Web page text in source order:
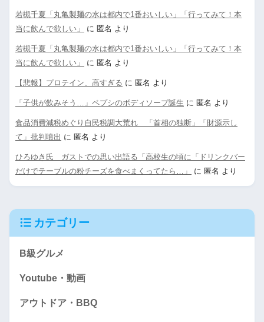
若槻千夏「丸亀製麺の水は都内で1番おいしい」「行ってみて！本
当に飲んで欲しい」
に 匿名 より
若槻千夏「丸亀製麺の水は都内で1番おいしい」「行ってみて！本
当に飲んで欲しい」
に 匿名 より
【悲報】プロテイン、高すぎる に 匿名 より
「子供が飲みそう…」ペプシのボディソープ誕生 に 匿名 より
食品消費減税めぐり自民税調大荒れ 「首相の独断」「財源示し
て」批判噴出 に 匿名 より
ひろゆき氏 ガストでの思い出語る「高校生の頃に「ドリンクバー
だけでテーブルの粉チーズを食べまくってたら…」
に 匿名 より
カテゴリー
B級グルメ
Youtube・動画
アウトドア・BBQ